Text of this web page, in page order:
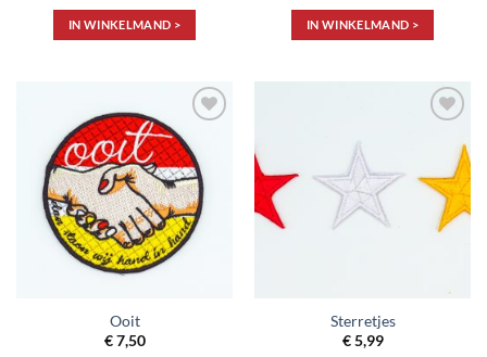
IN WINKELMAND > IN WINKELMAND >
Toevoegen
aan
verlanglijst
Ooit
€7,50
verlanglijst
Sterretjes
€5,99